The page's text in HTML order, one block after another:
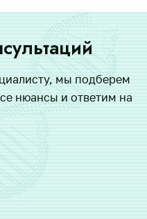
мы подберем
нюансы и ответим на